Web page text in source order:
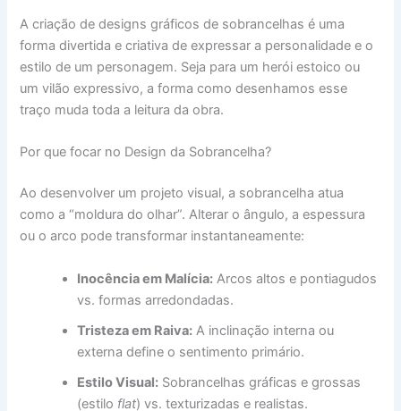
A criação de designs gráficos de sobrancelhas é uma
forma divertida e criativa de expressar a personalidade e o
estilo de um personagem. Seja para um herói estoico ou
um vilão expressivo, a forma como desenhamos esse
traço muda toda a leitura da obra.
Por que focar no Design da Sobrancelha?
Ao desenvolver um projeto visual, a sobrancelha atua
como a “moldura do olhar”. Alterar o ângulo, a espessura
ou o arco pode transformar instantaneamente:
Inocência em Malícia: Arcos altos e pontiagudos
vs. formas arredondadas.
Tristeza em Raiva: A inclinação interna ou
externa define o sentimento primário.
Estilo Visual: Sobrancelhas gráficas e grossas
(estilo flat) vs. texturizadas e realistas.